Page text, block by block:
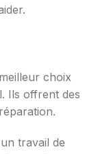
choix
Ils offrent des
travail de